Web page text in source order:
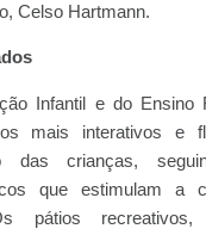
Celso Hartmann.
Infantil e do Ensino
mais interativos e
das crianças,
que estimulam a
pátios